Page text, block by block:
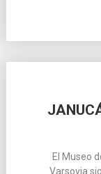
El Museo
Varsovia